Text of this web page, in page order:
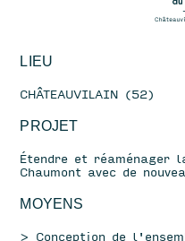
LIEU
CHÂTEAUVILAIN (52)
PROJET
Étendre et réaménager
Chaumont avec de
MOYENS
> Conception de